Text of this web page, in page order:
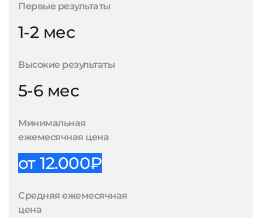
Первые результаты
1-2 мес
Высокие результаты
5-6 мес
Минимальная
ежемесячная цена
от 12.000₽
Средняя ежемесячная
цена